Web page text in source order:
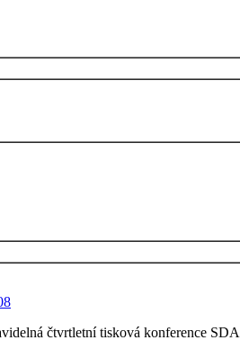
čtvrtletní tisková konference